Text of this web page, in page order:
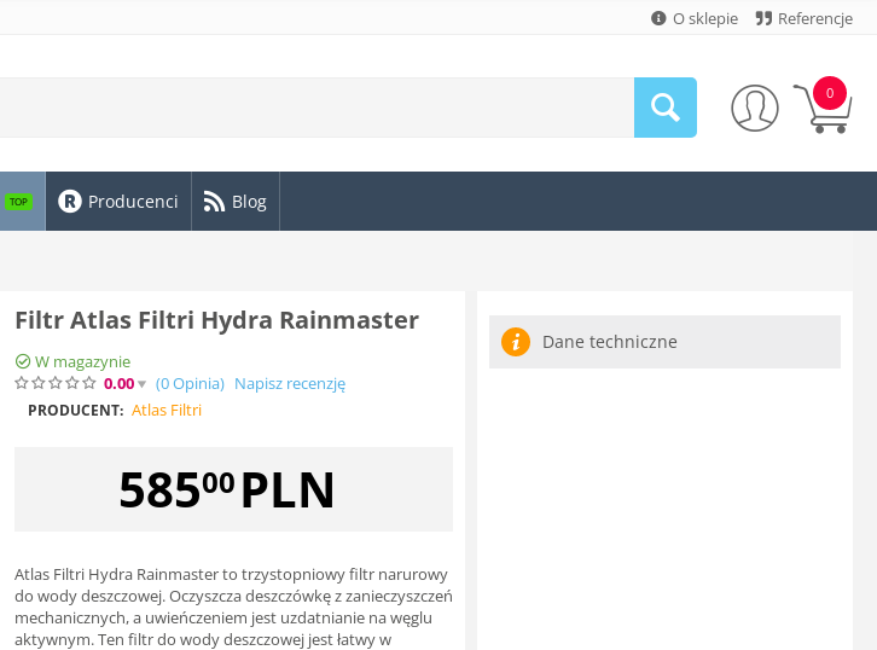
O sklepie Referencje
0
TOP Producenci Blog
Filtr Atlas Filtri Hydra Rainmaster
W magazynie
0.00
(0Opinia) Napisz recenzję
PRODUCENT: Atlas Filtri
58500 PLN
Atlas Filtri Hydra Rainmaster to trzystopniowy filtr narurowy
do wody deszczowej. Oczyszcza deszczówkę z zanieczyszczeń
mechanicznych, a uwieńczeniem jest uzdatnianie na węglu
aktywnym. Ten filtr do wody deszczowej jest łatwy w
Dane techniczne